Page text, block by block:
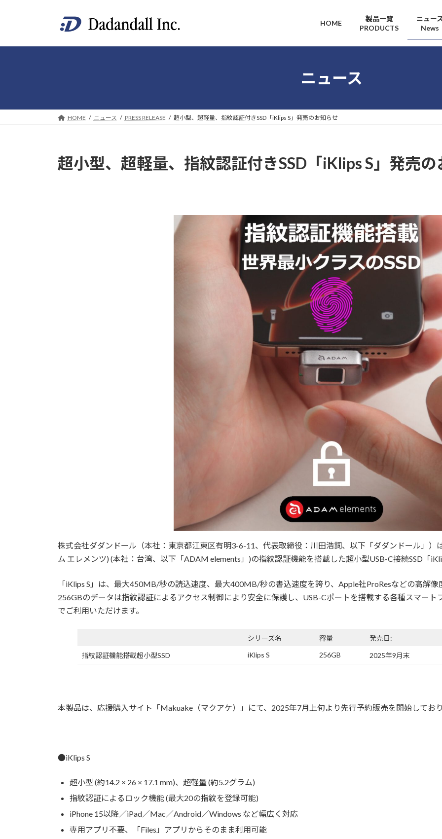
プ
動
HOME
製品一覧
PRODUCTS
ニュー
News
ニュース
HOME ニュース PRESS RELEASE 超小型、超軽量、指紋認証付きSSD「iKlips S」発売のお知らせ
超小型、超軽量、指紋認証付きSSD「iKlips S」発売の
株式会社ダダンドール（本社：東京都江東区有明3-6-11、代表取締役：川田浩詞、以下「ダダンドール」）
ム エレメンツ) (本社：台湾、以下「ADAM elements」)の指紋認証機能を搭載した超小型USB-C接続SSD「
「iKlips S」は、最大450MB/秒の読込速度、最大400MB/秒の書込速度を誇り、Apple社ProResなどの高解
256GBのデータは指紋認証によるアクセス制御により安全に保護し、USB-Cポートを搭載する各種スマー
でご利用いただけます。
シリーズ名 容量 発売日:
指紋認証機能搭載超小型SSD iKlips S 256GB 2025年9月末
本製品は、応援購入サイト「Makuake（マクアケ）」にて、2025年7月上旬より先行予約販売を開始してお
●iKlips S
超小型 (約14.2 × 26 × 17.1 mm)、超軽量 (約5.2グラム)
指紋認証によるロック機能 (最大20の指紋を登録可能)
iPhone 15以降／iPad／Mac／Android／Windows など幅広く対応
専用アプリ不要、「Files」アプリからそのまま利用可能